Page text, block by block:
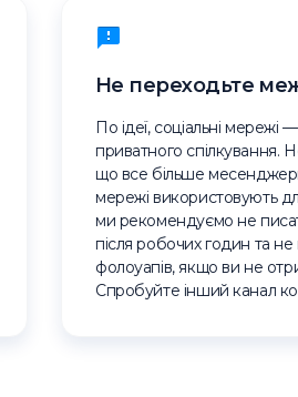
Не переходьте
По ідеї, соціальні мережі
приватного спілкування.
що все більше месенджери
мережі використовують
ми рекомендуємо не
після робочих годин та
фолоуапів, якщо ви не
Спробуйте інший канал